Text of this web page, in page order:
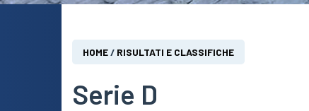
Tu
qui
HOME/ RISULTATI E CLASSIFICHE
Serie D